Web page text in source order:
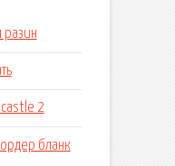
разин
castle 2
бланк